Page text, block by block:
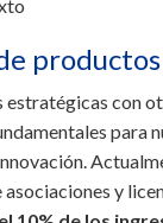
estratégicas con
para
y